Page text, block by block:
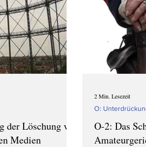
L: PaLü bei Reden M:
Verfassungsfeindlichkeit R:
Löschung von
Medien
O-2: Das
O:
2 Min. Lesezeit